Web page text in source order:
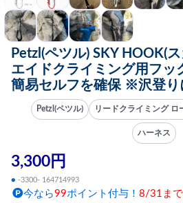
Petzl(ペツル) SKY HOOK(
エイドクライミング用フッ
簡易セルフを確保 ※沢登り
Petzl(ペツル) リードクライミング ロ
ハーネス
3,300円
● -3300- 164714993
今なら99ポイント付与！ 8/31まで